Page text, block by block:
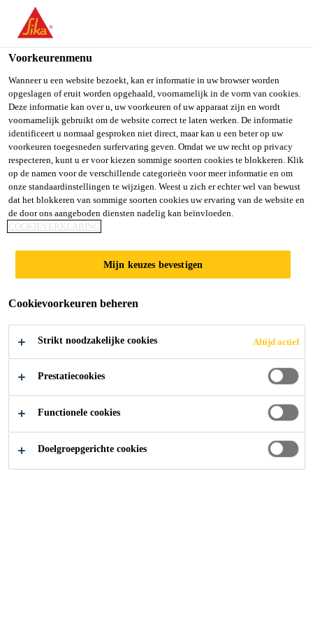
You are accessing "Sika Belgium", it seems you are accessing it
from "Verenigde Staten". We have a dedicated website for your
country.
TO SIKA
USA
STAY ON SIKA
BELGIUM
SELECT A
COUNTRY
Sika Belgium
TROOZ
Après le dégât des eaux survenu dans la région de
Pepinster au cours de l'été 2021, le pays tout entier était
sous le choc. Sika avait également des collègues qui
vivaient dans la région. Heureusement, nos collègues de
Voorkeurenmenu
Wanneer u een website bezoekt, kan er informatie in uw browser worden
opgeslagen of eruit worden opgehaald, voornamelijk in de vorm van cookies.
Deze informatie kan over u, uw voorkeuren of uw apparaat zijn en wordt
voornamelijk gebruikt om de website correct te laten werken. De informatie
identificeert u normaal gesproken niet direct, maar kan u een beter op uw
voorkeuren toegesneden surfervaring geven. Omdat we uw recht op privacy
respecteren, kunt u er voor kiezen sommige soorten cookies te blokkeren. Klik
op de namen voor de verschillende categorieën voor meer informatie en om
onze standaardinstellingen te wijzigen. Weest u zich er echter wel van bewust
dat het blokkeren van sommige soorten cookies uw ervaring van de website en
de door ons aangeboden diensten nadelig kan beïnvloeden.
COOKIEVERKLARING
Mijn keuzes bevestigen
Cookievoorkeuren beheren
Strikt noodzakelijke cookies Altijd actief
Prestatiecookies
Functionele cookies
Doelgroepgerichte cookies